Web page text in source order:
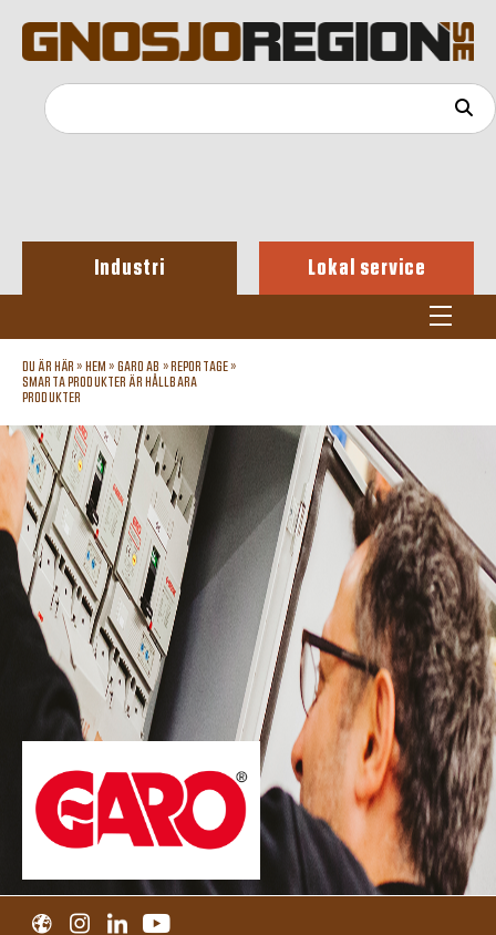
Industri Lokal service
DU ÄR HÄR » HEM » GARO AB » REPORTAGE»
SMARTA PRODUKTER ÄR HÅLLBARA
PRODUKTER